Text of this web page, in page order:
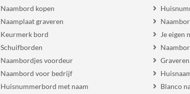
Naambord kopen
Naamplaat graveren
Keurmerk bord
Schuifborden
Naambordjes voordeur
Naambord voor bedrijf
Huisnummerbord met naam
Je eigen
Blanco